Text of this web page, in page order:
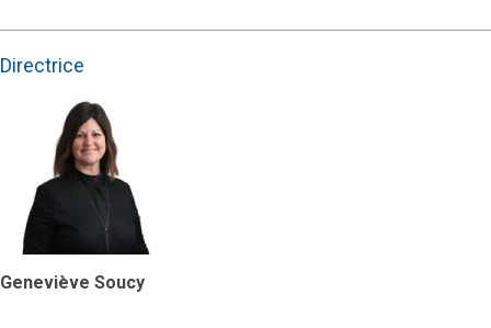
Directrice
Geneviève Soucy